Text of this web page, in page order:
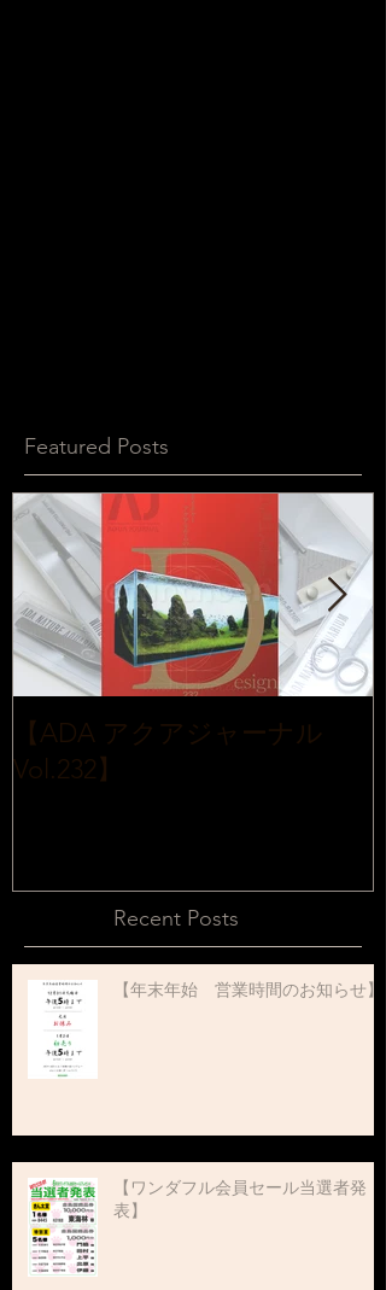
Featured Posts
【ADA アクアジャーナル
Vol.232】
Recent Posts
【年末年始 営業時間のお知らせ】
【ワンダフル会員セール当選者発
表】